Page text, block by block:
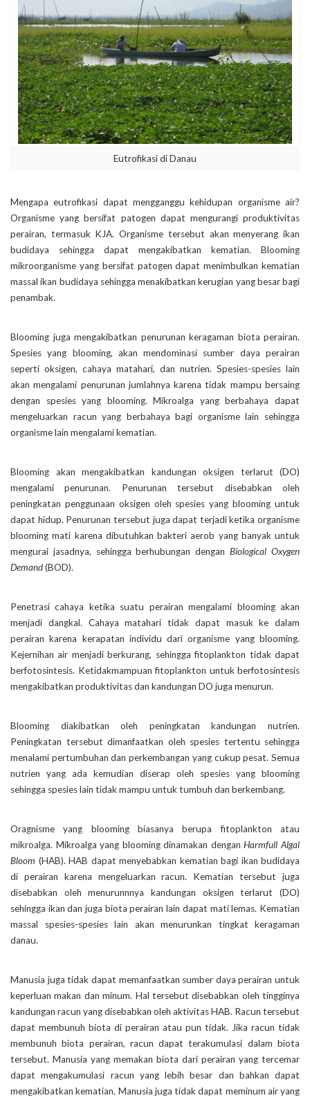
Eutrofikasi di Danau
Mengapa eutrofikasi dapat mengganggu kehidupan organisme air?
Organisme yang bersifat patogen dapat mengurangi produktivitas
perairan, termasuk KJA. Organisme tersebut akan menyerang ikan
budidaya sehingga dapat mengakibatkan kematian. Blooming
mikroorganisme yang bersifat patogen dapat menimbulkan kematian
massal ikan budidaya sehingga menakibatkan kerugian yang besar bagi
penambak.
Blooming juga mengakibatkan penurunan keragaman biota perairan.
Spesies yang blooming, akan mendominasi sumber daya perairan
seperti oksigen, cahaya matahari, dan nutrien. Spesies-spesies lain
akan mengalami penurunan jumlahnya karena tidak mampu bersaing
dengan spesies yang blooming. Mikroalga yang berbahaya dapat
mengeluarkan racun yang berbahaya bagi organisme lain sehingga
organisme lain mengalami kematian.
Blooming akan mengakibatkan kandungan oksigen terlarut (DO)
mengalami penurunan. Penurunan tersebut disebabkan oleh
peningkatan penggunaan oksigen oleh spesies yang blooming untuk
dapat hidup. Penurunan tersebut juga dapat terjadi ketika organisme
blooming mati karena dibutuhkan bakteri aerob yang banyak untuk
mengurai jasadnya, sehingga berhubungan denganBiological Oxygen
Demand(BOD).
Penetrasi cahaya ketika suatu perairan mengalami blooming akan
menjadi dangkal. Cahaya matahari tidak dapat masuk ke dalam
perairan karena kerapatan individu dari organisme yang blooming.
Kejernihan air menjadi berkurang, sehingga fitoplankton tidak dapat
berfotosintesis. Ketidakmampuan fitoplankton untuk berfotosintesis
mengakibatkan produktivitas dan kandungan DO juga menurun.
Blooming diakibatkan oleh peningkatan kandungan nutrien.
Peningkatan tersebut dimanfaatkan oleh spesies tertentu sehingga
menalami pertumbuhan dan perkembangan yang cukup pesat. Semua
nutrien yang ada kemudian diserap oleh spesies yang blooming
sehingga spesies lain tidak mampu untuk tumbuh dan berkembang.
Oragnisme yang blooming biasanya berupa fitoplankton atau
mikroalga. Mikroalga yang blooming dinamakan denganHarmfull Algal
Bloom (HAB). HAB dapat menyebabkan kematian bagi ikan budidaya
di perairan karena mengeluarkan racun. Kematian tersebut juga
disebabkan oleh menurunnnya kandungan oksigen terlarut (DO)
sehingga ikan dan juga biota perairan lain dapat mati lemas. Kematian
massal spesies-spesies lain akan menurunkan tingkat keragaman
danau.
Manusia juga tidak dapat memanfaatkan sumber daya perairan untuk
keperluan makan dan minum. Hal tersebut disebabkan oleh tingginya
kandungan racun yang disebabkan oleh aktivitas HAB. Racun tersebut
dapat membunuh biota di perairan atau pun tidak. Jika racun tidak
membunuh biota perairan, racun dapat terakumulasi dalam biota
tersebut. Manusia yang memakan biota dari perairan yang tercemar
dapat mengakumulasi racun yang lebih besar dan bahkan dapat
mengakibatkan kematian. Manusia juga tidak dapat meminum air yang